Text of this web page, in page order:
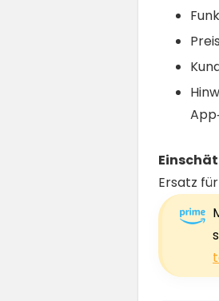
Ersatz